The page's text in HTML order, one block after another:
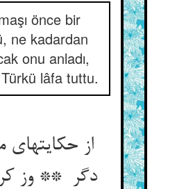
önce bir
ne kadardan
onu anladı,
lâfa tuttu.
از حکایتهای
دگر ** وز